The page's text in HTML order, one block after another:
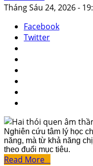
Tháng Sáu 24, 2026 -
Facebook
Twitter
Nghiên cứu tâm lý học
năng, mà từ khả năng
theo đuổi mục tiêu.
Read More